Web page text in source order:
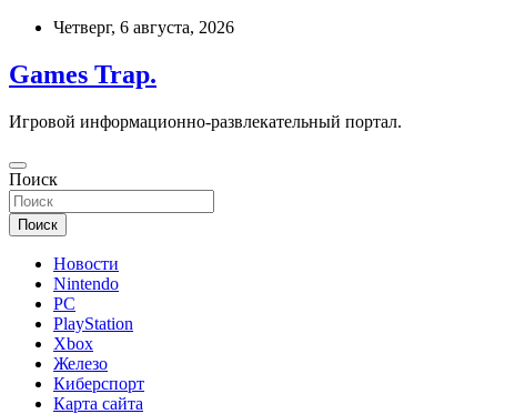
Перейти
содержимому
Четверг, 6 августа, 2026
Games Trap.
Игровой информационно-развлекательный портал.
Поиск
Поиск
Новости
Nintendo
PC
PlayStation
Xbox
Железо
Киберспорт
Карта сайта